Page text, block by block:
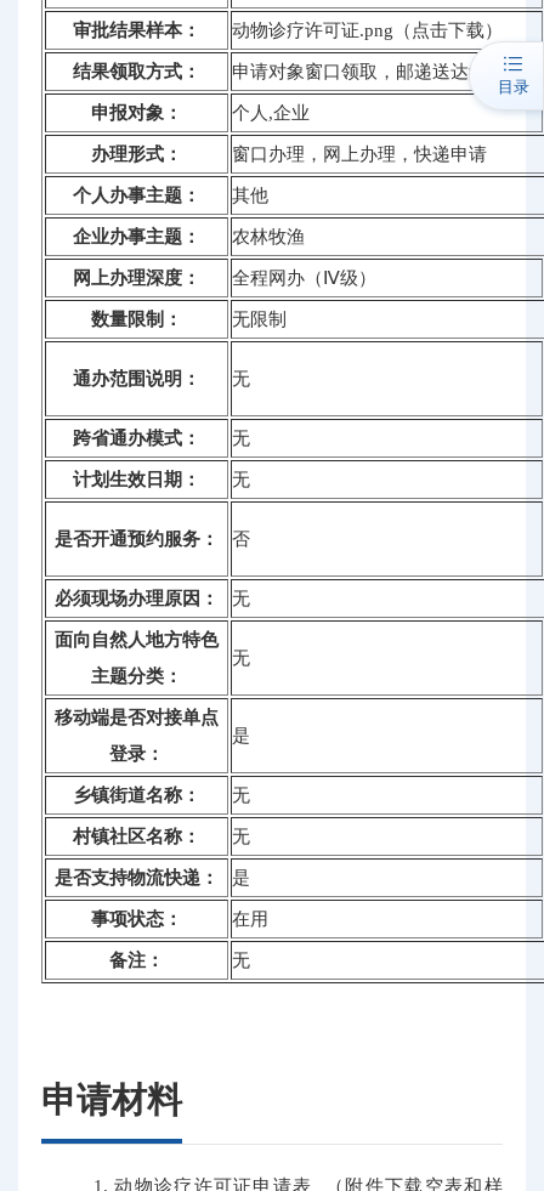
审批结果样本：
动物诊疗许可证.png（点击下载）
结果领取方式：
申请对象窗口领取，邮递送达结果
申报对象：
个人,企业
办理形式：
窗口办理，网上办理，快递申请
个人办事主题：
其他
企业办事主题：
农林牧渔
网上办理深度：
全程网办（Ⅳ级）
数量限制：
无限制
通办范围说明： 无
跨省通办模式：
无
计划生效日期：
无
是否开通预约服务： 否
必须现场办理原因：
无
面向自然人地方特色
主题分类：
无
移动端是否对接单点
登录：
是
乡镇街道名称：
无
村镇社区名称：
无
是否支持物流快递：
是
事项状态：
在用
备注：
无
申请材料
1. 动物诊疗许可证申请表 （附件下载空表和样
目录